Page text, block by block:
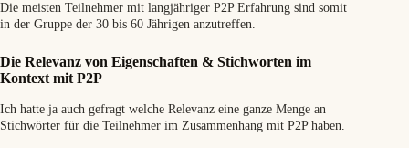
Die meisten Teilnehmer mit langjähriger P2P Erfahrung sind somit
in der Gruppe der 30 bis 60 Jährigen anzutreffen.
Die Relevanz von Eigenschaften & Stichworten im
Kontext mit P2P
Ich hatte ja auch gefragt welche Relevanz eine ganze Menge an
Stichwörter für die Teilnehmer im Zusammenhang mit P2P haben.